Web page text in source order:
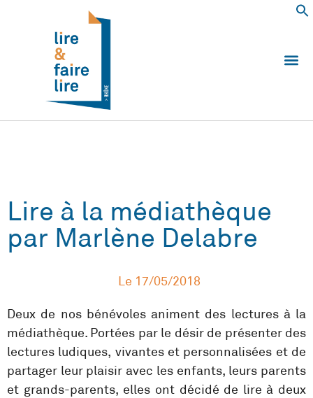
Lire à la médiathèque
par Marlène Delabre
Le 17/05/2018
Deux de nos bénévoles animent des lectures à la
médiathèque. Portées par le désir de présenter des
lectures ludiques, vivantes et personnalisées et de
partager leur plaisir avec les enfants, leurs parents
et grands-parents, elles ont décidé de lire à deux